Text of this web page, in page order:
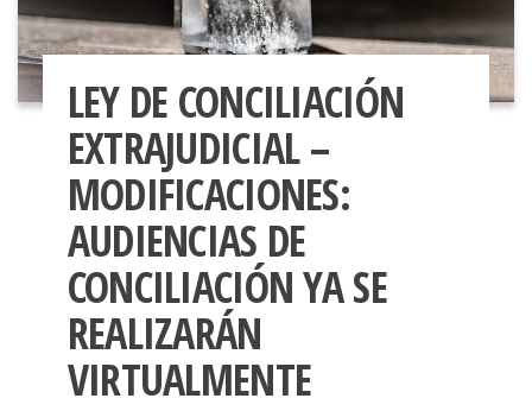
LEY DE CONCILIACIÓN
EXTRAJUDICIAL –
MODIFICACIONES:
AUDIENCIAS DE
CONCILIACIÓN YA SE
REALIZARÁN
VIRTUALMENTE